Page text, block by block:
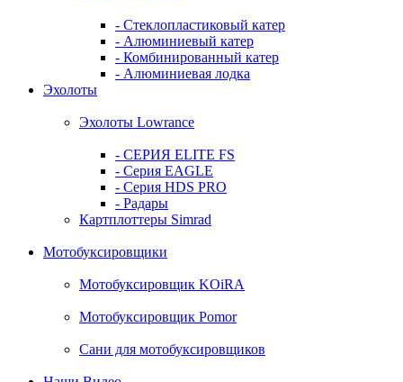
- Cтеклопластиковый катер
- Алюминиевый катер
- Комбинированный катер
- Алюминиевая лодка
Эхолоты
Эхолоты Lowrance
- СЕРИЯ ELITE FS
- Серия EAGLE
- Серия HDS PRO
- Радары
Картплоттеры Simrad
Мотобуксировщики
Мотобуксировщик KOiRA
Мотобуксировщик Pomor
Сани для мотобуксировщиков